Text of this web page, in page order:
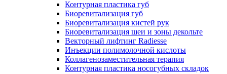
Контурная пластика губ
Биоревитализация губ
Биоревитализация кистей рук
Биоревитализация шеи и зоны декольте
Векторный лифтинг Radiesse
Инъекции полимолочной кислоты
Коллагенозаместительная терапия
Контурная пластика носогубных складок